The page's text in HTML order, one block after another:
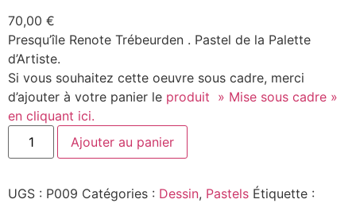
70,00 €
Presqu’île Renote Trébeurden . Pastel de la Palette
d’Artiste.
Si vous souhaitez cette oeuvre sous cadre, merci
d’ajouter à votre panier le produit » Mise sous cadre »
en cliquant ici.
Ajouter au panier
UGS : P009 Catégories : Dessin, Pastels Étiquette :